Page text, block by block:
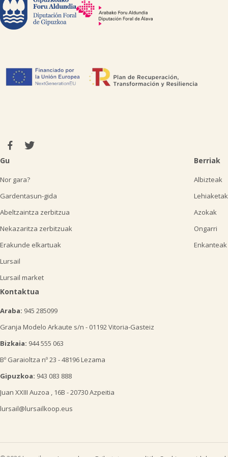
Gu
Nor gara?
Gardentasun-gida
Abeltzaintza zerbitzua
Nekazaritza zerbitzuak
Erakunde elkartuak
Lursail
Lursail market
Berriak
Albizteak
Lehiaketak
Azokak
Ongarri
Enkanteak
Kontaktua
Araba: 945 285099
Granja Modelo Arkaute s/n - 01192 Vitoria-Gasteiz
Bizkaia: 944 555 063
Bº Garaioltza nº 23 - 48196 Lezama
Gipuzkoa: 943 083 888
Juan XXIII Auzoa , 16B - 20730 Azpeitia
lursail@lursailkoop.eus